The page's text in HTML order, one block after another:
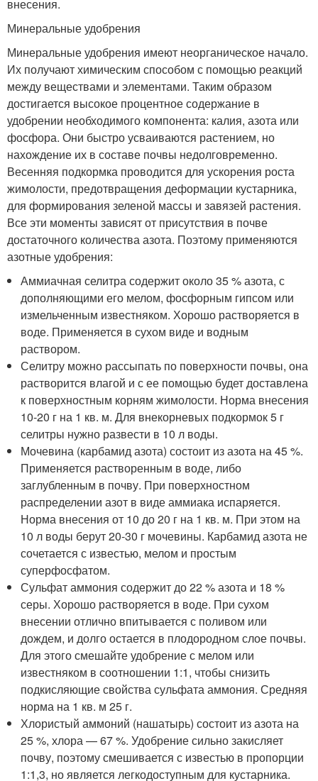
внесения.
Минеральные удобрения
Минеральные удобрения имеют неорганическое начало.
Их получают химическим способом с помощью реакций
между веществами и элементами. Таким образом
достигается высокое процентное содержание в
удобрении необходимого компонента: калия, азота или
фосфора. Они быстро усваиваются растением, но
нахождение их в составе почвы недолговременно.
Весенняя подкормка проводится для ускорения роста
жимолости, предотвращения деформации кустарника,
для формирования зеленой массы и завязей растения.
Все эти моменты зависят от присутствия в почве
достаточного количества азота. Поэтому применяются
азотные удобрения:
Аммиачная селитра содержит около 35 % азота, с
дополняющими его мелом, фосфорным гипсом или
измельченным известняком. Хорошо растворяется в
воде. Применяется в сухом виде и водным
раствором.
Селитру можно рассыпать по поверхности почвы, она
растворится влагой и с ее помощью будет доставлена
к поверхностным корням жимолости. Норма внесения
10-20 г на 1 кв. м. Для внекорневых подкормок 5 г
селитры нужно развести в 10 л воды.
Мочевина (карбамид азота) состоит из азота на 45 %.
Применяется растворенным в воде, либо
заглубленным в почву. При поверхностном
распределении азот в виде аммиака испаряется.
Норма внесения от 10 до 20 г на 1 кв. м. При этом на
10 л воды берут 20-30 г мочевины. Карбамид азота не
сочетается с известью, мелом и простым
суперфосфатом.
Сульфат аммония содержит до 22 % азота и 18 %
серы. Хорошо растворяется в воде. При сухом
внесении отлично впитывается с поливом или
дождем, и долго остается в плодородном слое почвы.
Для этого смешайте удобрение с мелом или
известняком в соотношении 1:1, чтобы снизить
подкисляющие свойства сульфата аммония. Средняя
норма на 1 кв. м 25 г.
Хлористый аммоний (нашатырь) состоит из азота на
25 %, хлора — 67 %. Удобрение сильно закисляет
почву, поэтому смешивается с известью в пропорции
1:1,3, но является легкодоступным для кустарника.